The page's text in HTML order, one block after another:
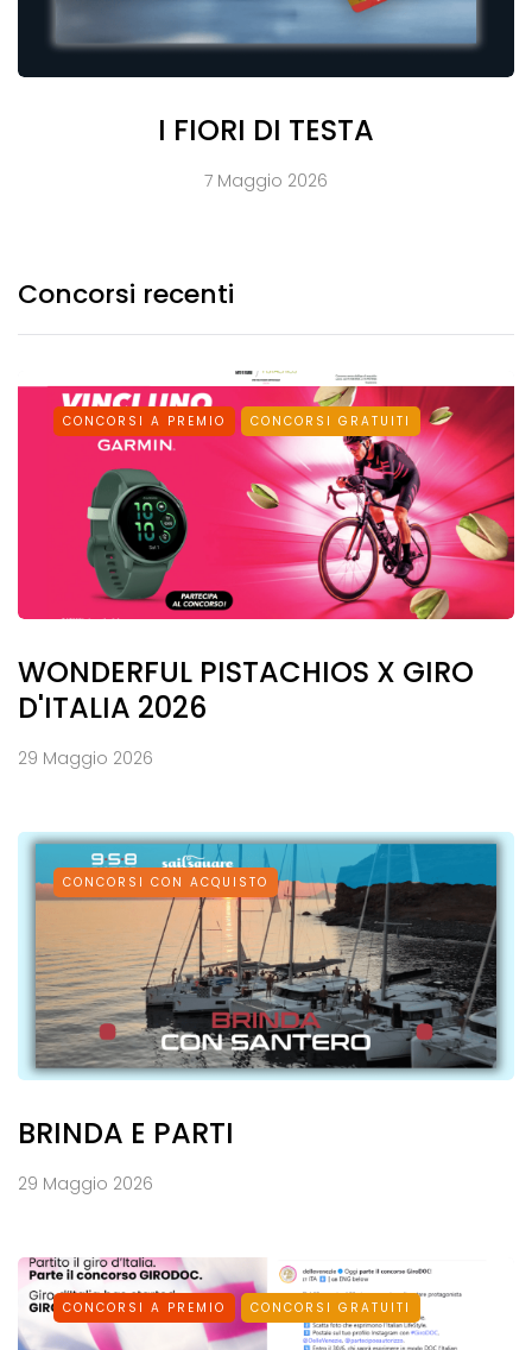
I FIORI DI TESTA
7 Maggio 2026
Concorsi recenti
CONCORSI A PREMIO CONCORSI GRATUITI
WONDERFUL PISTACHIOS X GIRO
D'ITALIA 2026
29 Maggio 2026
CONCORSI CON ACQUISTO
BRINDA E PARTI
29 Maggio 2026
CONCORSI A PREMIO CONCORSI GRATUITI